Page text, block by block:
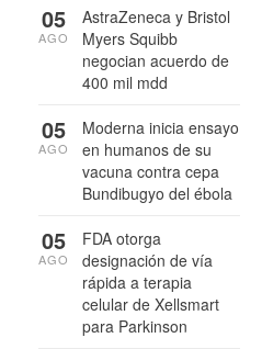
AstraZeneca y Bristol
Myers Squibb
negocian acuerdo de
400 mil mdd
05
AGO
Moderna inicia ensayo
en humanos de su
vacuna contra cepa
Bundibugyo del ébola
05
AGO
FDA otorga
designación de vía
rápida a terapia
celular de Xellsmart
para Parkinson
05
AGO